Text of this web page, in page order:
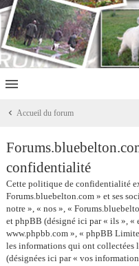
Accueil du forum
confidentialité
Cette politique de confidentialité
Forums.bluebelton.com » et ses
notre », « nos », «
et phpBB (désigné ici par « ils »,
www.phpbb.com », « phpBB
les informations qui ont collectées
(désignées ici par « vos